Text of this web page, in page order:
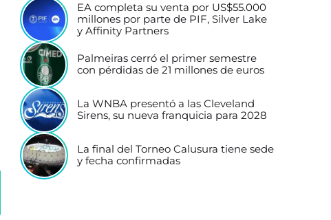
EA completa su venta por US$55.000
millones por parte de PIF, Silver Lake
y Affinity Partners
Palmeiras cerró el primer semestre
con pérdidas de 21 millones de euros
La WNBA presentó a las Cleveland
Sirens, su nueva franquicia para 2028
La final del Torneo Calusura tiene sede
y fecha confirmadas